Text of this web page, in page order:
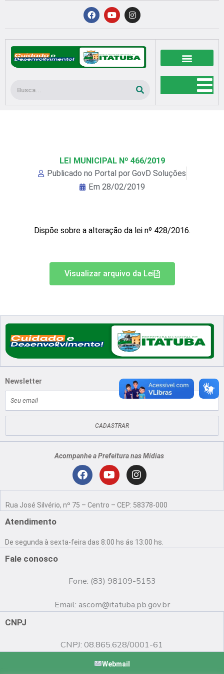
conteúdo
F
a
c
b
o
o
k
Y
o
u
u
b
e
I
n
s
a
g
r
a
Pesquisar
LEI MUNICIPAL Nº 466/2019
Publicado no Portal por GovD Soluções
Em 28/02/2019
Dispõe sobre a alteração da lei nº 428/2016.
Visualizar arquivo da Lei
Newsletter
mail
CADASTRAR
Acompanhe a Prefeitura nas Mídias
F
c
o
o
Y
u
b
e
I
n
s
g
r
Rua José Silvério, nº 75 – Centro – CEP: 58378-000
Atendimento
De segunda à sexta-feira das 8:00 hs ás 13:00 hs.
Fale conosco
Fone: (83) 98109-5153
Email: ascom@itatuba.pb.gov.br
CNPJ
CNPJ: 08.865.628/0001-61
Webmail